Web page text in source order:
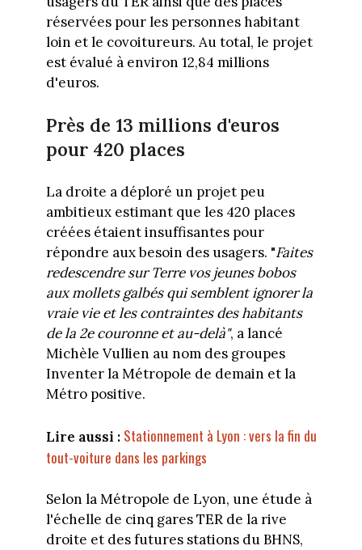
réservées pour les personnes habitant
loin et le covoitureurs. Au total, le projet
est évalué à environ 12,84 millions
d'euros.
Près de 13 millions d'euros
pour 420 places
La droite a déploré un projet peu
ambitieux estimant que les 420 places
créées étaient insuffisantes pour
répondre aux besoin des usagers. "Faites
redescendre sur Terre vos jeunes bobos
aux mollets galbés qui semblent ignorer la
vraie vie et les contraintes des habitants
de la 2e couronne et au-delà", a lancé
Michèle Vullien au nom des groupes
Inventer la Métropole de demain et la
Métro positive.
Lire aussi : Stationnement à Lyon : vers la fin du
tout-voiture dans les parkings
Selon la Métropole de Lyon, une étude à
l'échelle de cinq gares TER de la rive
droite et des futures stations du BHNS,